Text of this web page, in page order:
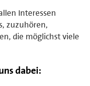
Interessen
zuzuhören,
die möglichst viele
dabei: